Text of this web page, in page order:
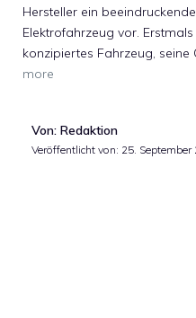
Hersteller ein
Elektrofahrzeug vor.
konzipiertes Fahrzeug,
more
Von: Redaktion
Veröffentlicht von: 25. September